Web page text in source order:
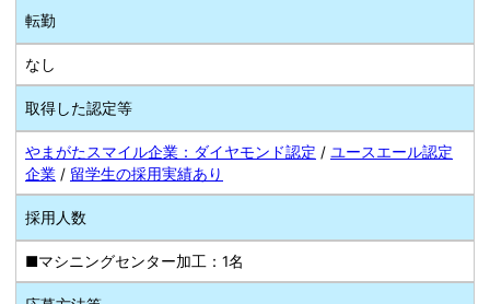
転勤
なし
取得した認定等
やまがたスマイル企業：ダイヤモンド認定 / ユースエール認定
企業 / 留学生の採用実績あり
採用人数
■マシニングセンター加工：1名